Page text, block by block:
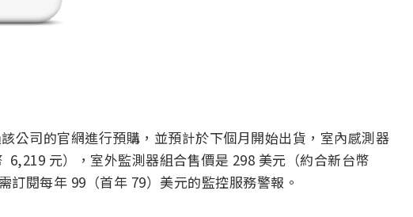
公司的官網進行預購，並預計於下個月開始出貨，室內感測器
元），室外監測器組合售價是 298 美元（約合新台幣
訂閱每年 99（首年 79）美元的監控服務警報。